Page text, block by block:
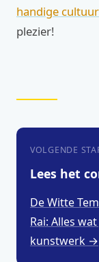
handige
plezier!
VOLGENDE
Lees het
De Witte
Rai: Alles
kunstwerk →